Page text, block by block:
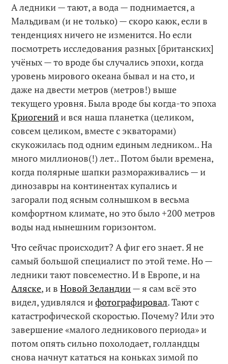
А ледники — тают, а вода — поднимается, а
Мальдивам (и не только) — скоро каюк, если в
тенденциях ничего не изменится. Но если
посмотреть исследования разных [британских]
учёных — то вроде бы случались эпохи, когда
уровень мирового океана бывал и на сто, и
даже на двести метров (метров!) выше
текущего уровня. Была вроде бы когда-то эпоха
Криогенийи вся наша планетка (целиком,
совсем целиком, вместе с экваторами)
скукожилась под одним единым ледником.. На
много миллионов(!) лет.. Потом были времена,
когда полярные шапки размораживались — и
динозавры на континентах купались и
загорали под ясным солнышком в весьма
комфортном климате, но это было +200 метров
воды над нынешним горизонтом.
Что сейчас происходит? А фиг его знает. Я не
самый большой специалист по этой теме. Но —
ледники тают повсеместно. И в Европе, и на
Аляске, и вНовой Зеландии— я сам всё это
видел, удивлялся ифотографировал. Тают с
катастрофической скоростью. Почему? Или это
завершение «малого ледникового периода» и
потом опять сильно похолодает, голландцы
снова начнут кататься на коньках зимой по